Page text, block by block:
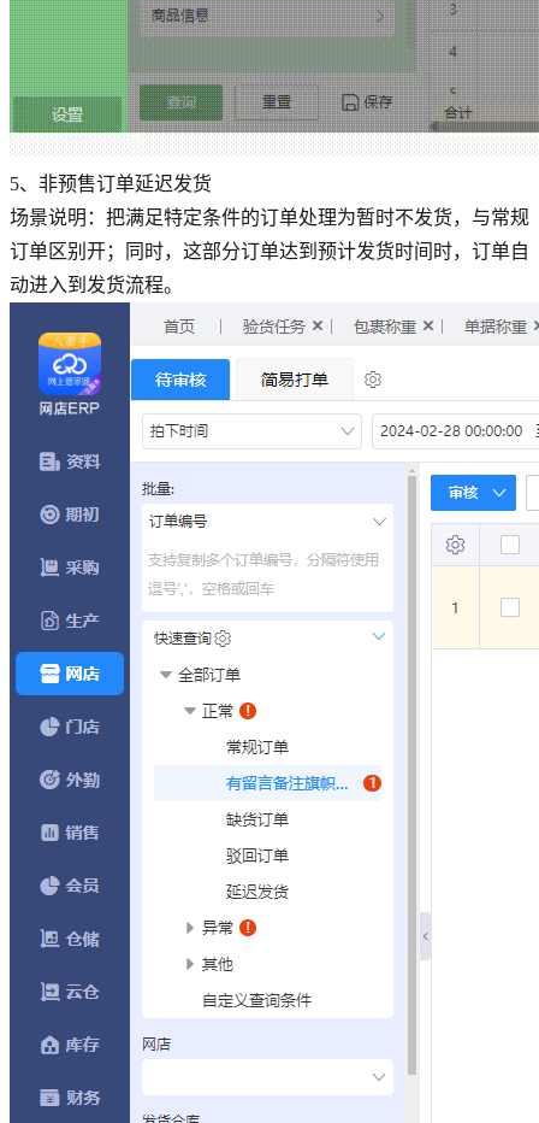
5、非预售订单延迟发货
场景说明：把满足特定条件的订单处理为暂时不发货，与常规
订单区别开；同时，这部分订单达到预计发货时间时，订单自
动进入到发货流程。